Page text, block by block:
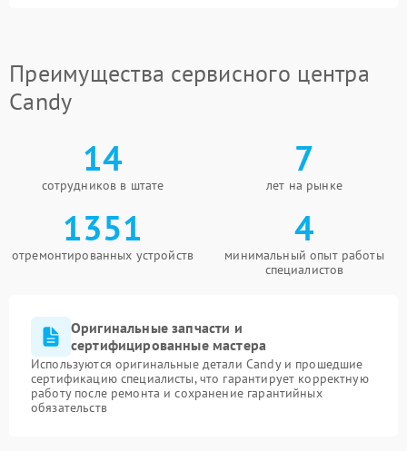
Преимущества сервисного центра
Candy
14
сотрудников в штате
7
лет на рынке
1351
отремонтированных устройств
4
минимальный опыт работы
специалистов
Оригинальные запчасти и
сертифицированные мастера
Используются оригинальные детали Candy и прошедшие
сертификацию специалисты, что гарантирует корректную
работу после ремонта и сохранение гарантийных
обязательств